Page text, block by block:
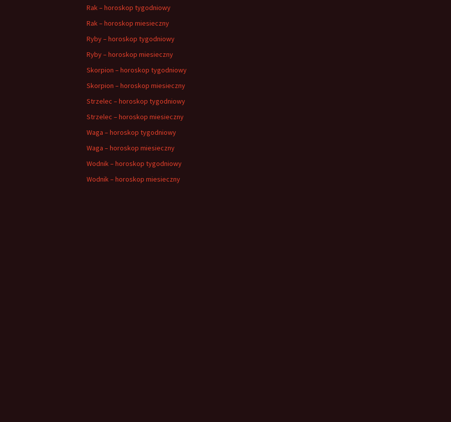
Rak – horoskop tygodniowy
Rak – horoskop miesieczny
Ryby – horoskop tygodniowy
Ryby – horoskop miesieczny
Skorpion – horoskop tygodniowy
Skorpion – horoskop miesieczny
Strzelec – horoskop tygodniowy
Strzelec – horoskop miesieczny
Waga – horoskop tygodniowy
Waga – horoskop miesieczny
Wodnik – horoskop tygodniowy
Wodnik – horoskop miesieczny